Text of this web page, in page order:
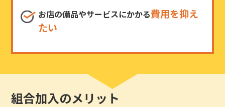
お店の備品やサービスにかかる費用を抑え
たい
組合加入のメリット